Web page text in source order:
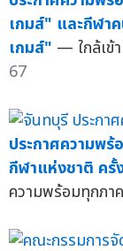
เกมส์" และกีฬ
เกมส์" — ใกล้เข้
67
ประกาศความพ
กีฬาแห่งชาติ ค
ความพร้อมทุกภา